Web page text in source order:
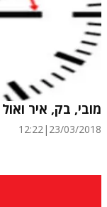
מובי, בק, איר
23/03/2018
|
12:22